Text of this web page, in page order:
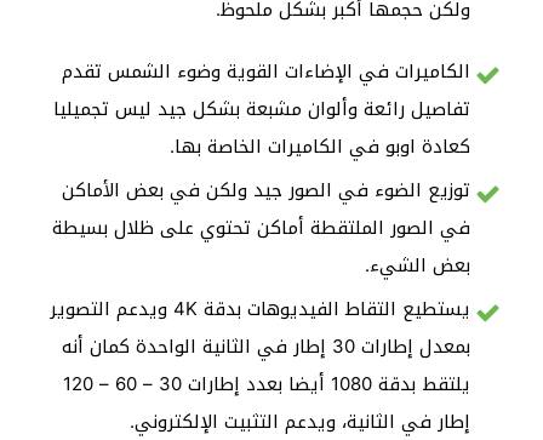
ولكن حجمها أكبر بشكل ملحوظ.
الكاميرات في الإضاءات القوية وضوء الشمس تقدم
تفاصيل رائعة وألوان مشبعة بشكل جيد ليس تجميليا
كعادة اوبو في الكاميرات الخاصة بها.
توزيع الضوء في الصور جيد ولكن في بعض الأماكن
في الصور الملتقطة أماكن تحتوي على ظلال بسيطة
بعض الشيء.
يستطيع التقاط الفيديوهات بدقة 4K ويدعم التصوير
بمعدل إطارات 30 إطار في الثانية الواحدة كمان أنه
يلتقط بدقة 1080 أيضا بعدد إطارات 30 – 60 – 120
إطار في الثانية، ويدعم التثبيت الإلكتروني.